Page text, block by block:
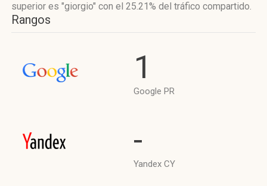
superior es "giorgio" con el 25.21% del tráfico compartido.
Rangos
1
Google PR
-
Yandex CY